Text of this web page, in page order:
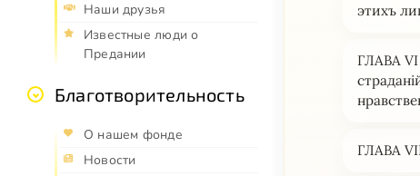
Наши друзья
Известные люди о
Предании
Благотворительность
О нашем фонде
Новости
этихъ
ГЛАВА VI
ГЛАВА